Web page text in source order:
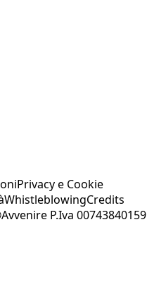
Privacy e Cookie
WhistleblowingCredits
P.Iva 00743840159